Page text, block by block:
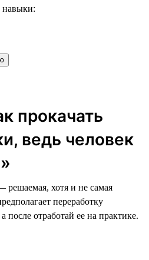
навыки:
прокачать
ведь человек
решаемая, хотя и не самая
переработку
после отработай ее на практике.